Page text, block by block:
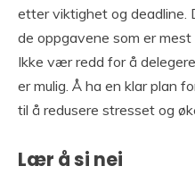
etter viktighet og deadline.
de oppgavene som er
Ikke vær redd for å
er mulig. Å ha en klar plan
til å redusere stresset og
Lær å si nei